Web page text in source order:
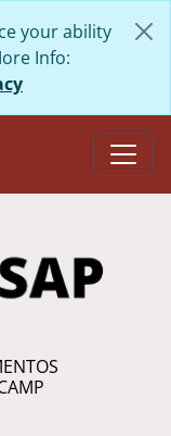
your ability
Info: